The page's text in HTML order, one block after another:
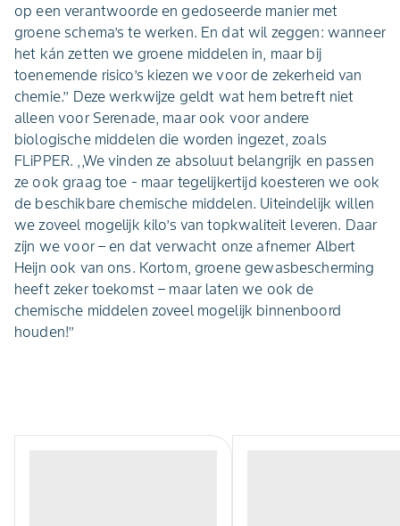
op een verantwoorde en gedoseerde manier met
groene schema’s te werken. En dat wil zeggen: wanneer
het kán zetten we groene middelen in, maar bij
toenemende risico’s kiezen we voor de zekerheid van
chemie.’’ Deze werkwijze geldt wat hem betreft niet
alleen voor Serenade, maar ook voor andere
biologische middelen die worden ingezet, zoals
FLiPPER. ,,We vinden ze absoluut belangrijk en passen
ze ook graag toe - maar tegelijkertijd koesteren we ook
de beschikbare chemische middelen. Uiteindelijk willen
we zoveel mogelijk kilo’s van topkwaliteit leveren. Daar
zíjn we voor – en dat verwacht onze afnemer Albert
Heijn ook van ons. Kortom, groene gewasbescherming
heeft zeker toekomst – maar laten we ook de
chemische middelen zoveel mogelijk binnenboord
houden!’’